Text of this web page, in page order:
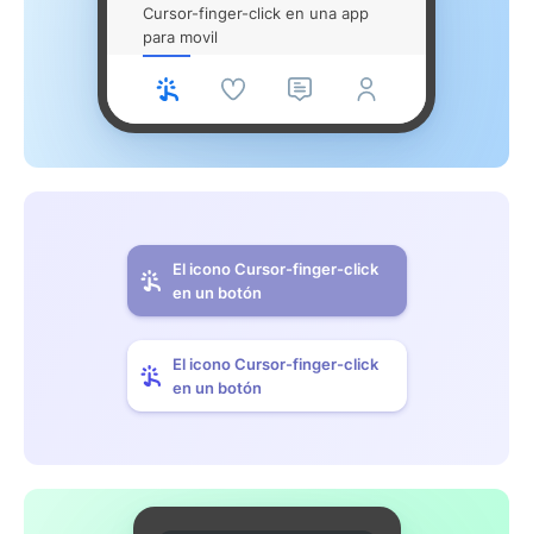
Cursor-finger-click en una app
para movil
El icono Cursor-finger-click
en un botón
El icono Cursor-finger-click
en un botón